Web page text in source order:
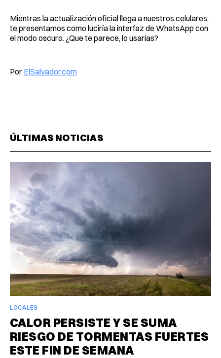
Mientras la actualización oficial llega a nuestros celulares,
te presentamos como luciría la interfaz de WhatsApp con
el modo oscuro. ¿Que te parece, lo usarías?
Por ElSalvador.com
ÚLTIMAS NOTICIAS
LOCALES
CALOR PERSISTE Y SE SUMA
RIESGO DE TORMENTAS FUERTES
ESTE FIN DE SEMANA